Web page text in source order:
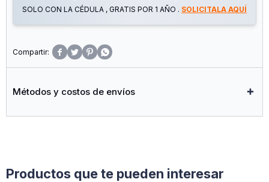
SOLO CON LA CÉDULA , GRATIS POR 1 AÑO . SOLICITALA AQUÍ
   
Métodos y costos de envíos
Productos que te pueden interesar